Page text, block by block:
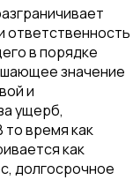
ответственность
в порядке
значение
и
ущерб,
то время как
как
долгосрочное